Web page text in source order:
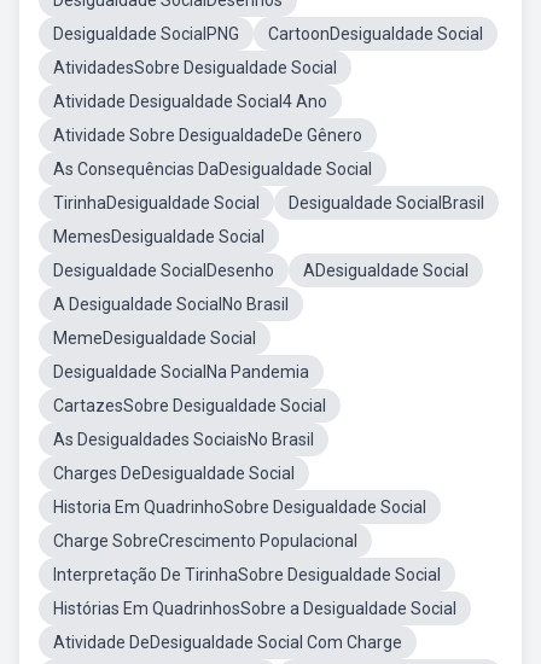
Desigualdade SocialPNG
CartoonDesigualdade Social
AtividadesSobre Desigualdade Social
Atividade Desigualdade Social4 Ano
Atividade Sobre DesigualdadeDe Gênero
As Consequências DaDesigualdade Social
TirinhaDesigualdade Social
Desigualdade SocialBrasil
MemesDesigualdade Social
Desigualdade SocialDesenho
ADesigualdade Social
A Desigualdade SocialNo Brasil
MemeDesigualdade Social
Desigualdade SocialNa Pandemia
CartazesSobre Desigualdade Social
As Desigualdades SociaisNo Brasil
Charges DeDesigualdade Social
Historia Em QuadrinhoSobre Desigualdade Social
Charge SobreCrescimento Populacional
Interpretação De TirinhaSobre Desigualdade Social
Histórias Em QuadrinhosSobre a Desigualdade Social
Atividade DeDesigualdade Social Com Charge